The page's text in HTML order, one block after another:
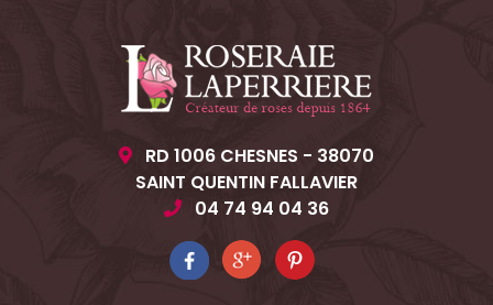
RD 1006 CHESNES - 38070
SAINT QUENTIN FALLAVIER
04 74 94 04 36